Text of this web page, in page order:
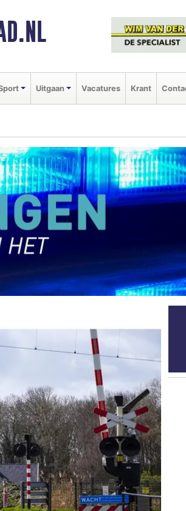
Uitgaan Vacatures Krant